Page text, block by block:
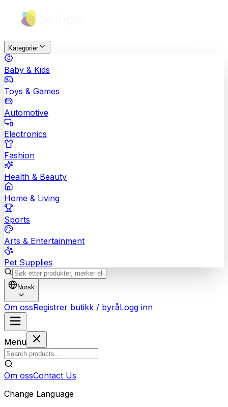
Kategorier
Baby & Kids
Toys & Games
Automotive
Electronics
Fashion
Health & Beauty
Home & Living
Sports
Arts & Entertainment
Pet Supplies
Norsk
Om ossRegistrer butikk / byråLogg inn
Menu
Om ossContact Us
Change Language